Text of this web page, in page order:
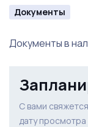
Документы
Документы в
С вами
дату